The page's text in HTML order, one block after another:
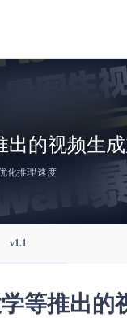
出的视频生
化推理速度
v1.1
等推出的